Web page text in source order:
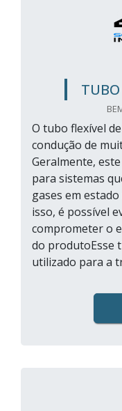
TUBO
O tubo flexível
condução de
Geralmente,
para sistemas
gases em
isso, é possível
comprometer o
do produtoEsse
utilizado para a